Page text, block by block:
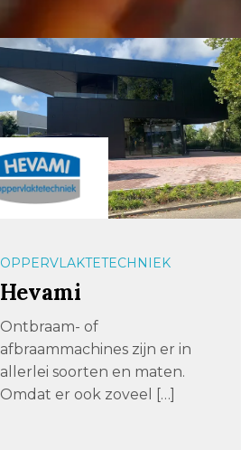
OPPERVLAKTETECHNIEK
Hevami
Ontbraam- of
afbraammachines zijn er in
allerlei soorten en maten.
Omdat er ook zoveel […]